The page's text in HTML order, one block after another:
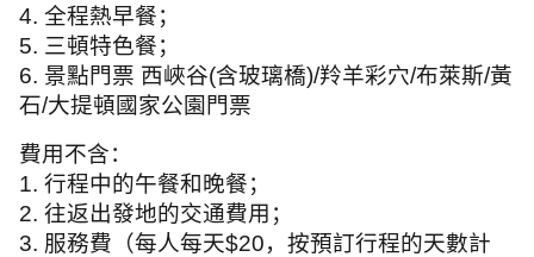
4. 全程熱早餐；
5. 三頓特色餐；
6. 景點門票 西峽谷(含玻璃橋)/羚羊彩穴/布萊斯/黃
石/大提頓國家公園門票
費用不含：
1. 行程中的午餐和晚餐；
2. 往返出發地的交通費用；
3. 服務費（每人每天$20，按預訂行程的天數計